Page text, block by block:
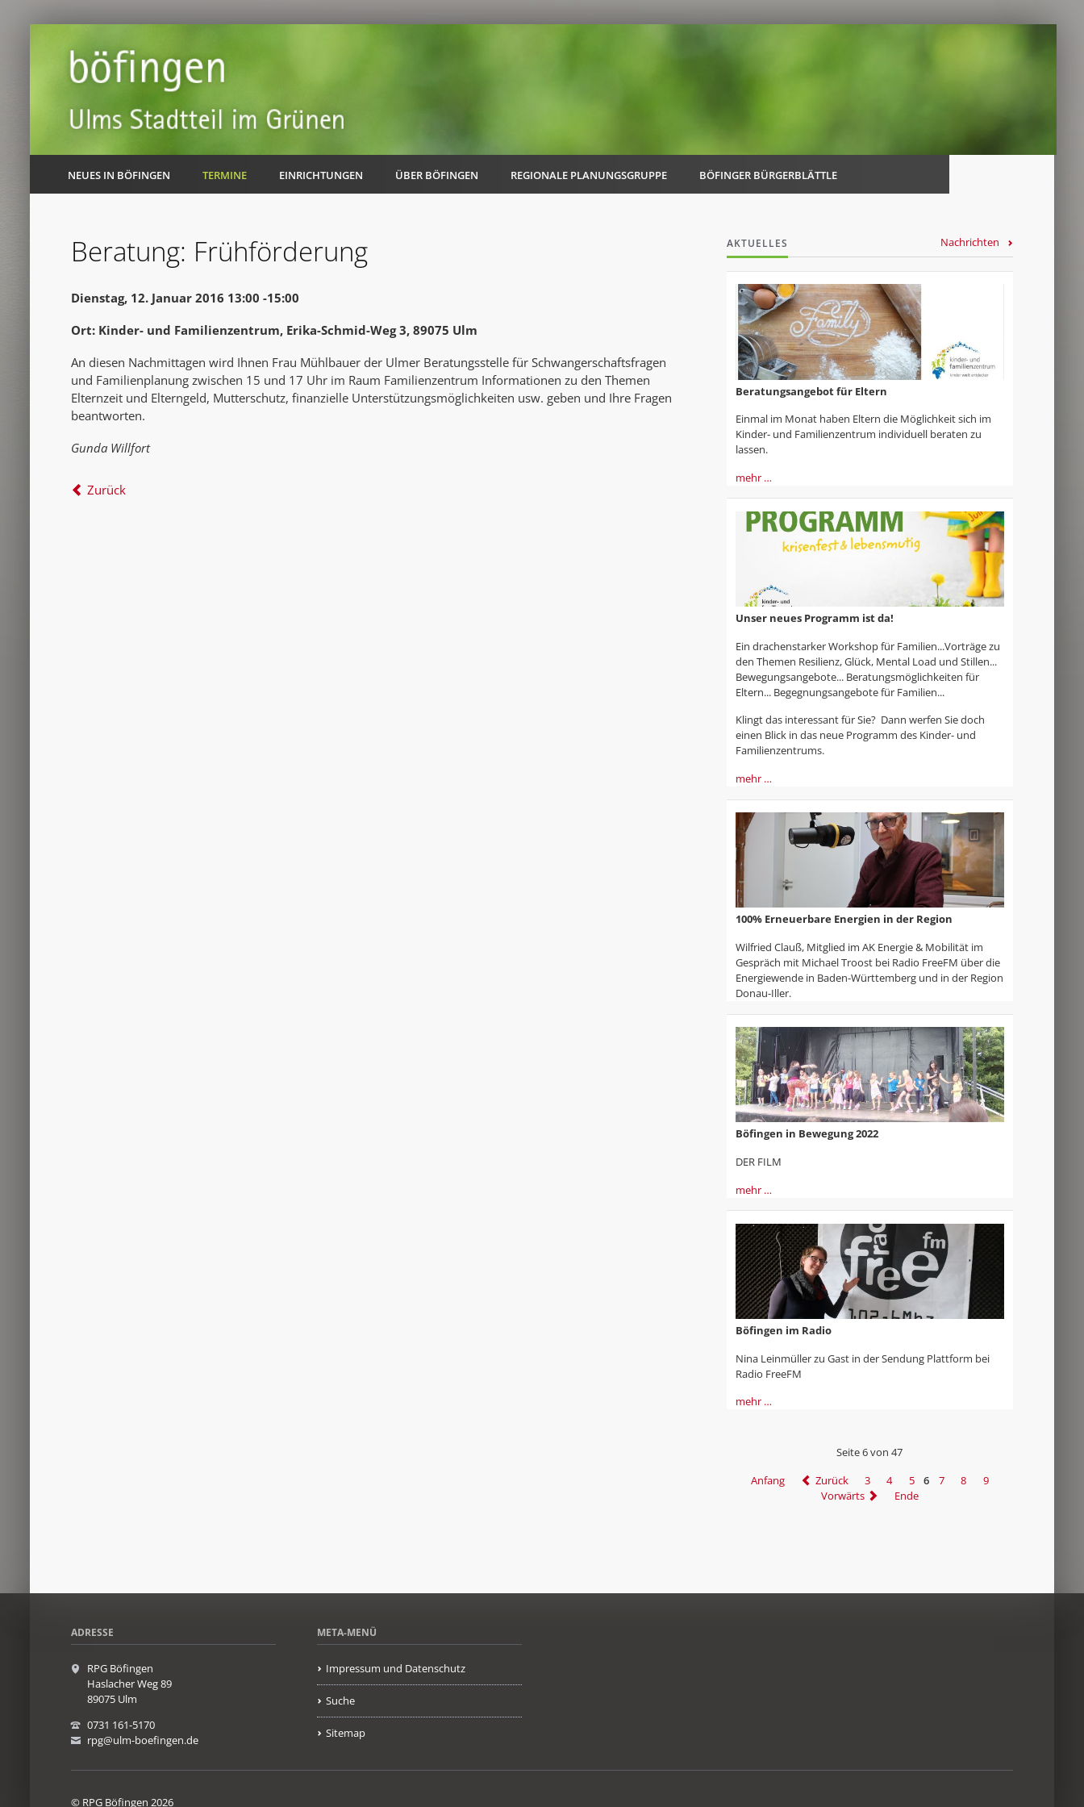
NEUES IN BÖFINGEN TERMINE EINRICHTUNGEN ÜBER BÖFINGEN REGIONALE PLANUNGSGRUPPE
AK Internet
AK Unterwegs in Böfingen
BÖFINGER BÜRGERBLÄTTLE
Beratung: Frühförderung
Dienstag, 12. Januar 2016 13:00 -15:00
Ort: Kinder- und Familienzentrum, Erika-Schmid-Weg 3, 89075 Ulm
An diesen Nachmittagen wird Ihnen Frau Mühlbauer der Ulmer Beratungsstelle für Schwangerschaftsfragen
und Familienplanung zwischen 15 und 17 Uhr im Raum Familienzentrum Informationen zu den Themen
Elternzeit und Elterngeld, Mutterschutz, finanzielle Unterstützungsmöglichkeiten usw. geben und Ihre Fragen
beantworten.
Gunda Willfort
Zurück
AKTUELLES Nachrichten
Beratungsangebot für Eltern
Einmal im Monat haben Eltern die Möglichkeit sich im
Kinder- und Familienzentrum individuell beraten zu
lassen.
mehr …
Unser neues Programm ist da!
Ein drachenstarker Workshop für Familien...Vorträge zu
den Themen Resilienz, Glück, Mental Load und Stillen...
Bewegungsangebote... Beratungsmöglichkeiten für
Eltern... Begegnungsangebote für Familien...
Klingt das interessant für Sie? Dann werfen Sie doch
einen Blick in das neue Programm des Kinder- und
Familienzentrums.
mehr …
100% Erneuerbare Energien in der Region
Wilfried Clauß, Mitglied im AK Energie & Mobilität im
Gespräch mit Michael Troost bei Radio FreeFM über die
Energiewende in Baden-Württemberg und in der Region
Donau-Iller.
Böfingen in Bewegung 2022
DER FILM
mehr …
Böfingen im Radio
Nina Leinmüller zu Gast in der Sendung Plattform bei
Radio FreeFM
mehr …
Seite 6 von 47
Anfang
Zurück 3 4 5 6 7 8
9
Vorwärts
Ende
ADRESSE
RPG Böfingen
Haslacher Weg 89
89075 Ulm
0731 161-5170
rpg@ulm-boefingen.de
META-MENÜ
Impressum und Datenschutz
Suche
Sitemap
© RPG Böfingen 2026